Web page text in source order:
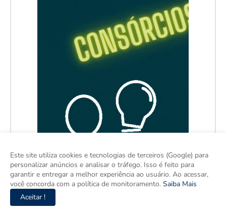
Este site utiliza cookies e tecnologias de terceiros (Google) para
personalizar anúncios e analisar o tráfego. Isso é feito para
garantir e entregar a melhor experiência ao usuário. Ao acessar,
você concorda com a política de monitoramento. Saiba Mais
Aceitar !